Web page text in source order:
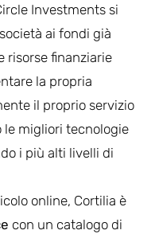
Investments si
ai fondi già
risorse finanziarie
la propria
il proprio servizio
migliori tecnologie
i più alti livelli di
online, Cortilia è
con un catalogo di